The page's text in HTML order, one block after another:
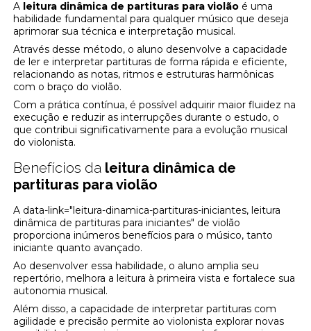
A leitura dinâmica de partituras para violão é uma
habilidade fundamental para qualquer músico que deseja
aprimorar sua técnica e interpretação musical.
Através desse método, o aluno desenvolve a capacidade
de ler e interpretar partituras de forma rápida e eficiente,
relacionando as notas, ritmos e estruturas harmônicas
com o braço do violão.
Com a prática contínua, é possível adquirir maior fluidez na
execução e reduzir as interrupções durante o estudo, o
que contribui significativamente para a evolução musical
do violonista.
Benefícios da leitura dinâmica de
partituras para violão
A data-link="leitura-dinamica-partituras-iniciantes, leitura
dinâmica de partituras para iniciantes" de violão
proporciona inúmeros benefícios para o músico, tanto
iniciante quanto avançado.
Ao desenvolver essa habilidade, o aluno amplia seu
repertório, melhora a leitura à primeira vista e fortalece sua
autonomia musical.
Além disso, a capacidade de interpretar partituras com
agilidade e precisão permite ao violonista explorar novas